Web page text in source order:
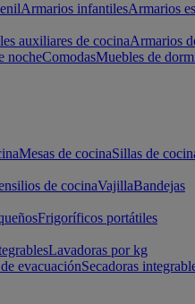
Armarios infantilesArmarios
auxiliares de cocinaArmarios
nocheComodasMuebles de
Mesas de cocinaSillas de
de cocinaVajillaBandejas
Frigoríficos portátiles
Lavadoras por kg
evacuaciónSecadoras